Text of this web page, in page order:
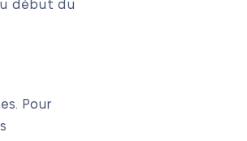
début du
Pour